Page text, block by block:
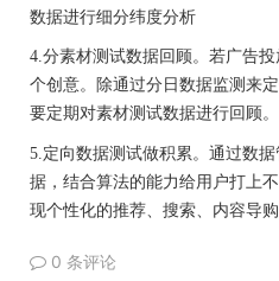
数据进行细分纬度分析
4.分素材测试数据回顾。 若广告
个创意。除通过分日数据监测来
要定期对素材测试数据进行回顾。
5.定向数据测试做积累。 通过数
据，结合算法的能力给用户打上
现个性化的推荐、搜索、内容导购
0 条评论